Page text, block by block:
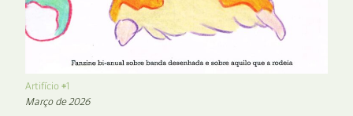
Artifício #1
Março de 2026